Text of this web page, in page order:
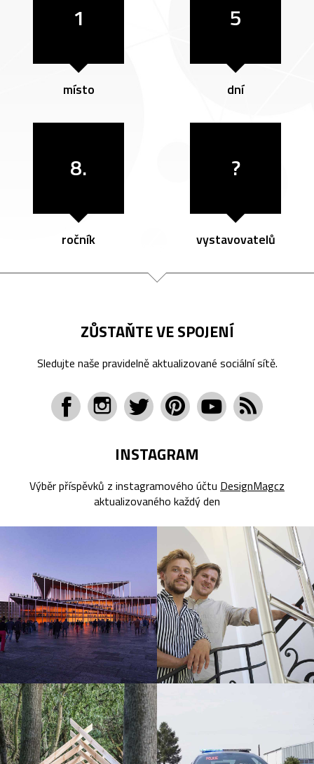
1
místo
5
dní
8.
ročník
?
vystavovatelů
ZŮSTAŇTE VE SPOJENÍ
Sledujte naše pravidelně aktualizované sociální sítě.
INSTAGRAM
Výběr příspěvků z instagramového účtu DesignMagcz
aktualizovaného každý den